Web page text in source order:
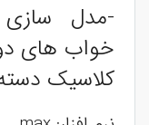
-مدل
خواب های
کلاسیک